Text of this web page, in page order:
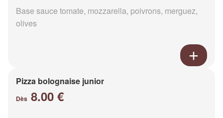
Base sauce tomate, mozzarella, poivrons, merguez,
olives
Pizza bolognaise junior
Dès 8.00 €